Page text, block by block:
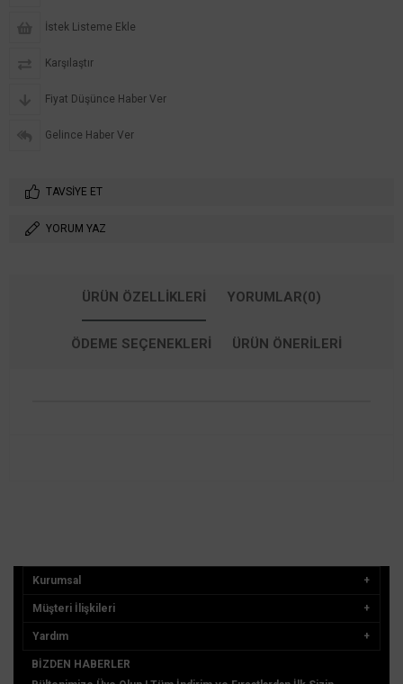
İstek Listeme Ekle
Karşılaştır
Fiyat Düşünce Haber Ver
Gelince Haber Ver
TAVSIYE ET
YORUM YAZ
ÜRÜN ÖZELLIKLERI YORUMLAR(0)
ÖDEME SEÇENEKLERI ÜRÜN ÖNERILERI
Kurumsal
Müşteri İlişkileri
Yardım
BIZDEN HABERLER